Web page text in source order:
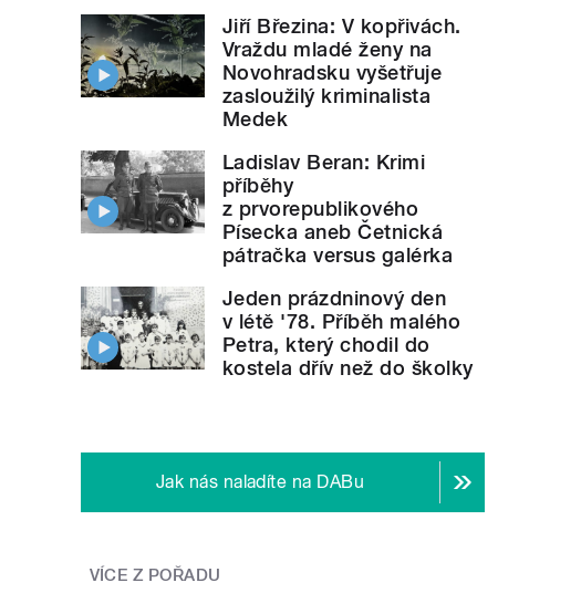
Jiří Březina: V kopřivách.
Vraždu mladé ženy na
Novohradsku vyšetřuje
zasloužilý kriminalista
Medek
Ladislav Beran: Krimi
příběhy
z prvorepublikového
Písecka aneb Četnická
pátračka versus galérka
Jeden prázdninový den
v létě '78. Příběh malého
Petra, který chodil do
kostela dřív než do školky
Jak nás naladíte na DABu
VÍCE Z POŘADU